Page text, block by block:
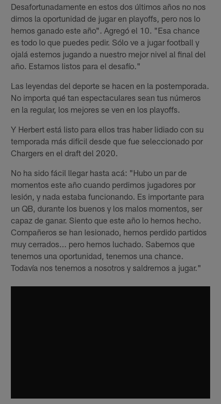
Desafortunadamente en estos dos últimos años no nos
dimos la oportunidad de jugar en playoffs, pero nos lo
hemos ganado este año". Agregó el 10. "Esa chance
es todo lo que puedes pedir. Sólo ve a jugar football y
ojalá estemos jugando a nuestro mejor nivel al final del
año. Estamos listos para el desafío."
Las leyendas del deporte se hacen en la postemporada.
No importa qué tan espectaculares sean tus números
en la regular, los mejores se ven en los playoffs.
Y Herbert está listo para ellos tras haber lidiado con su
temporada más difícil desde que fue seleccionado por
Chargers en el draft del 2020.
No ha sido fácil llegar hasta acá: "Hubo un par de
momentos este año cuando perdimos jugadores por
lesión, y nada estaba funcionando. Es importante para
un QB, durante los buenos y los malos momentos, ser
capaz de ganar. Siento que este año lo hemos hecho.
Compañeros se han lesionado, hemos perdido partidos
muy cerrados... pero hemos luchado. Sabemos que
tenemos una oportunidad, tenemos una chance.
Todavía nos tenemos a nosotros y saldremos a jugar."